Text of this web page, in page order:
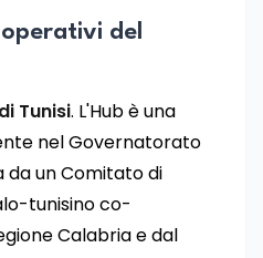
del
Tunisi. L'Hub è una
nel Governatorato
da un Comitato di
tunisino co-
Calabria e dal